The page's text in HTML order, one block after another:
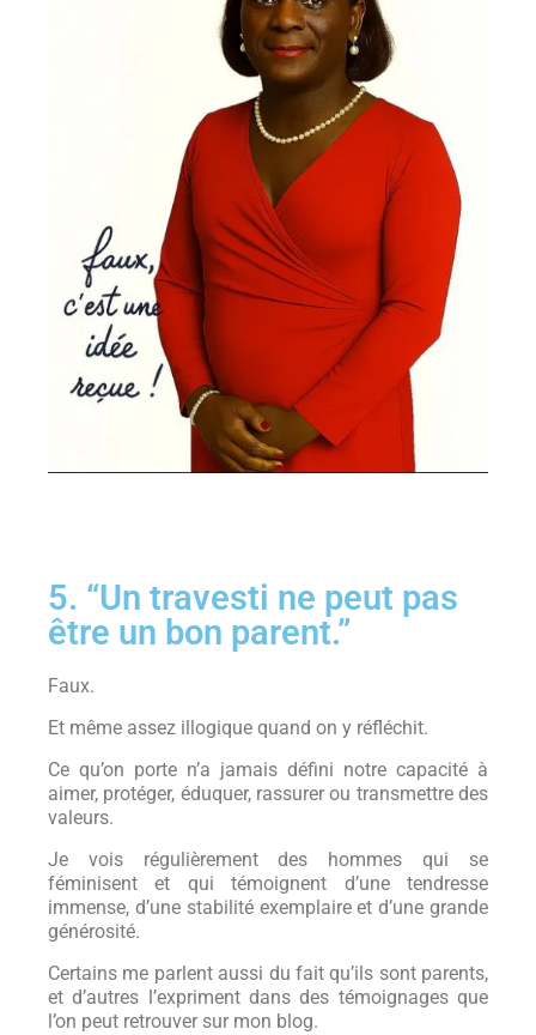
5. “Un travesti ne peut pas
être un bon parent.”
Faux.
Et même assez illogique quand on y réfléchit.
Ce qu’on porte n’a jamais défini notre capacité à
aimer, protéger, éduquer, rassurer ou transmettre des
valeurs.
Je vois régulièrement des hommes qui se
féminisent et qui témoignent d’une tendresse
immense, d’une stabilité exemplaire et d’une grande
générosité.
Certains me parlent aussi du fait qu’ils sont parents,
et d’autres l’expriment dans des témoignages que
l’on peut retrouver sur mon blog.